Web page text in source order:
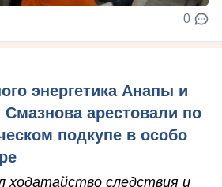
0
энергетика Анапы и
арестовали по
подкупе в особо
ходатайство следствия и